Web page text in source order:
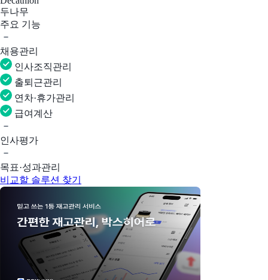
두나무
주요 기능
채용관리
인사조직관리
출퇴근관리
연차·휴가관리
급여계산
인사평가
목표·성과관리
비교할 솔루션 찾기